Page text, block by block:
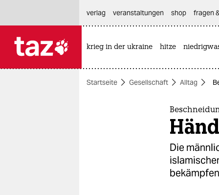
themen
verlag
veranstaltungen shop fragen
krieg in der ukraine hitze
Startseite Gesellschaft Alltag
Die